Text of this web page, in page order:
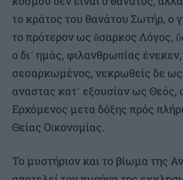
το κράτος του θανάτου Σωτήρ, ο
το πρότερον ως ἄσαρκος Λόγος,
ο δι᾿ ημάς, φιλανθρωπίας ένεκεν,
σεσαρκωμένος, νεκρωθείς δε
αναστας κατ᾿ εξουσίαν ως Θεός,
Ερχόμενος μετα δόξης πρός
Θείας Οἰκονομίας.
Το μυστήριον και το βίωμα της